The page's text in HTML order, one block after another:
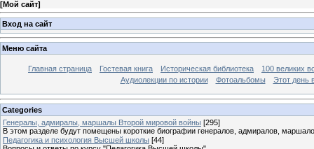
[Мой сайт]
Вход на сайт
Меню сайта
Главная страница Гостевая книга Историческая библиотека
100 великих
Аудиолекции по истории
Фотоальбомы Этот день
Categories
Генералы, адмиралы, маршалы Второй мировой войны [295]
В этом разделе будут помещены короткие биографии генералов, адмиралов,
Педагогика и психология Высшей школы [44]